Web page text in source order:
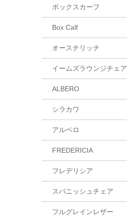
ボックスカーフ
Box Calf
オースチリッチ
イームズラウンジチェア
ALBERO
シラカワ
アルベロ
FREDERICIA
フレデリシア
スパニッシュチェア
フルグレインレザー